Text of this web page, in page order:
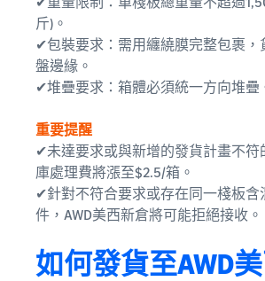
斤)。
✔包裝要求：需用纏繞膜完整包裹，
盤邊緣。
✔堆疊要求：箱體必須統一方向堆疊
重要提醒
✔未達要求或與新增的發貨計畫不符
庫處理費將漲至$2.5/箱。
✔針對不符合要求或存在同一棧板含
件，AWD美西新倉將可能拒絕接收。
如何發貨至AWD